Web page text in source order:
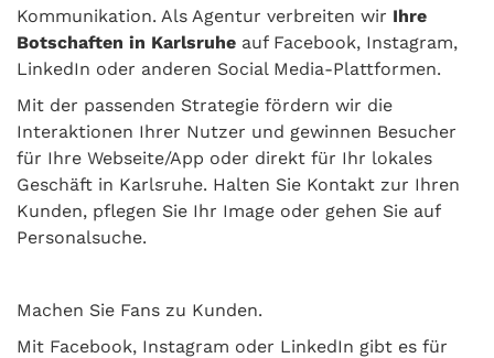
Kommunikation. Als Agentur verbreiten wir Ihre
Botschaften in Karlsruhe auf Facebook, Instagram,
LinkedIn oder anderen Social Media-Plattformen.
Mit der passenden Strategie fördern wir die
Interaktionen Ihrer Nutzer und gewinnen Besucher
für Ihre Webseite/App oder direkt für Ihr lokales
Geschäft in Karlsruhe. Halten Sie Kontakt zur Ihren
Kunden, pflegen Sie Ihr Image oder gehen Sie auf
Personalsuche.
Machen Sie Fans zu Kunden.
Mit Facebook, Instagram oder LinkedIn gibt es für